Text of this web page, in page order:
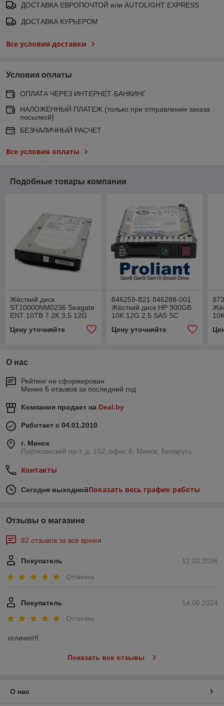
ДОСТАВКА ЕВРОПОЧТОЙ или AUTOLIGHT EXPRESS
ДОСТАВКА КУРЬЕРОМ
Все условия доставки
Условия оплаты
ОПЛАТА ЧЕРЕЗ ИНТЕРНЕТ-БАНКИНГ
НАЛОЖЕННЫЙ ПЛАТЕЖ (только при отправлении заказа
посылкой)
БЕЗНАЛИЧНЫЙ РАСЧЕТ
Все условия оплаты
Подобные товары компании
Жёсткий диск
ST10000NM0236 Seagate
ENT 10TB 7.2K 3.5 12G
Цену уточняйте
846259-B21 846288-001
Жёсткий диск HP 900GB
10K 12G 2.5 SAS SC
Цену уточняйте
О нас
Рейтинг не сформирован
Менее 5 отзывов за последний год
Компания продает на Deal.by
Работает с 04.01.2010
г. Минск
Партизанский пр-т, д. 152, офис 6, Минск, Беларусь
Контакты
Сегодня выходнойПоказать весь график работы
Отзывы о магазине
82 отзывов за всё время
12.02.2026
Покупатель
Отлично
14.06.2024
Покупатель
Отлично
отлично!!!
Показать все отзывы
О нас